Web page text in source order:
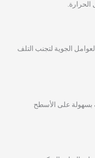
الجوية لتجنب التلف
بسهولة على الأسطح